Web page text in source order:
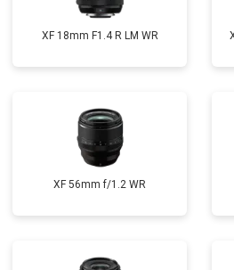
XF 18mm F1.4 R LM WR
XF 56mm f/1.2 WR